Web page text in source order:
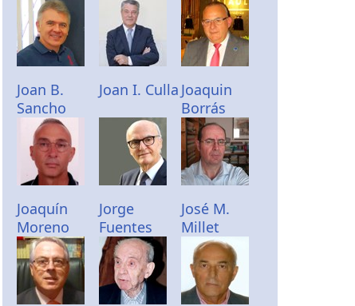
Joan B.
Sancho
Joan I. Culla Joaquin
Borrás
Joaquín
Moreno
Jorge
Fuentes
José M.
Millet